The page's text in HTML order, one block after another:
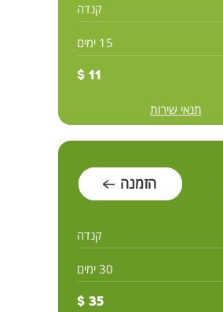
קנדה
15 ימים
11 $
תנאי שירות
הזמנה
קנדה
30 ימים
35 $